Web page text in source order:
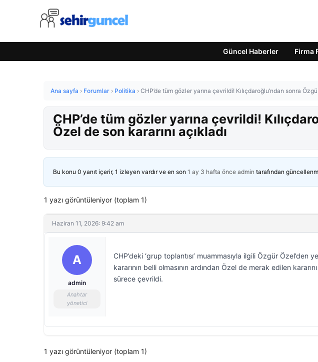
Güncel Haberler Firma
Ana sayfa › Forumlar › Politika › CHP’de tüm gözler yarına çevrildi! Kılıçdaroğlu’ndan sonra
CHP’de tüm gözler yarına çevrildi!
Özel de son kararını açıkladı
Bu konu 0 yanıt içerir, 1 izleyen vardır ve en son 1 ay 3 hafta önce admin tarafından
1 yazı görüntüleniyor (toplam 1)
Haziran 11, 2026: 9:42 am
A
admin
Anahtar
yönetici
CHP’deki ‘grup toplantısı’ muammasıyla ilgili Özgür Özel’den
kararının belli olmasının ardından Özel de merak edilen
sürece çevrildi.
1 yazı görüntüleniyor (toplam 1)